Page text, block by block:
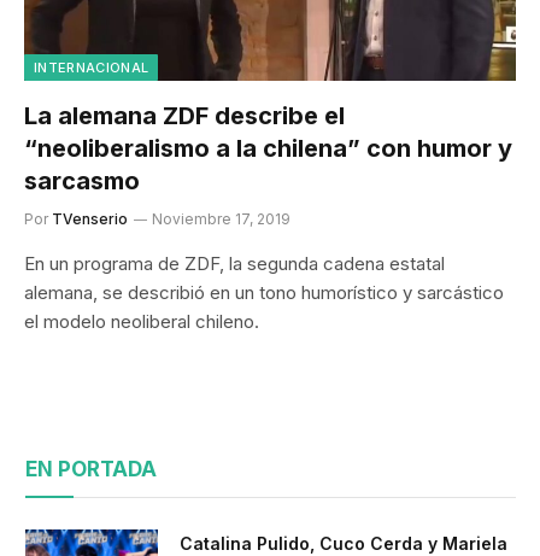
INTERNACIONAL
La alemana ZDF describe el
“neoliberalismo a la chilena” con humor y
sarcasmo
Por TVenserio Noviembre 17, 2019
En un programa de ZDF, la segunda cadena estatal
alemana, se describió en un tono humorístico y sarcástico
el modelo neoliberal chileno.
EN PORTADA
Catalina Pulido, Cuco Cerda y Mariela